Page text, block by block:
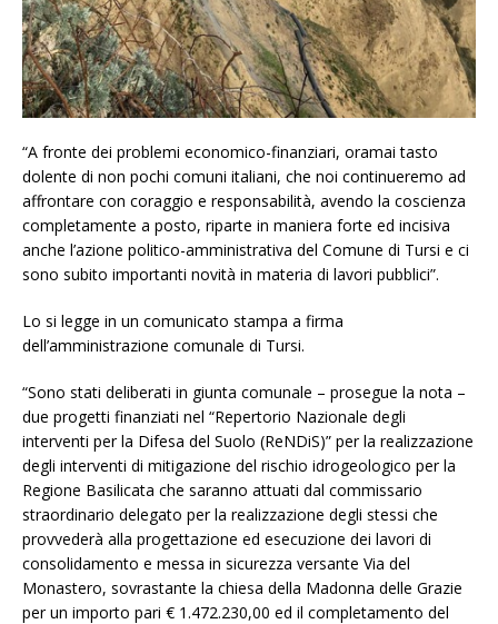
“A fronte dei problemi economico-finanziari, oramai tasto
dolente di non pochi comuni italiani, che noi continueremo ad
affrontare con coraggio e responsabilità, avendo la coscienza
completamente a posto, riparte in maniera forte ed incisiva
anche l’azione politico-amministrativa del Comune di Tursi e ci
sono subito importanti novità in materia di lavori pubblici”.
Lo si legge in un comunicato stampa a firma
dell’amministrazione comunale di Tursi.
“Sono stati deliberati in giunta comunale – prosegue la nota –
due progetti finanziati nel “Repertorio Nazionale degli
interventi per la Difesa del Suolo (ReNDiS)” per la realizzazione
degli interventi di mitigazione del rischio idrogeologico per la
Regione Basilicata che saranno attuati dal commissario
straordinario delegato per la realizzazione degli stessi che
provvederà alla progettazione ed esecuzione dei lavori di
consolidamento e messa in sicurezza versante Via del
Monastero, sovrastante la chiesa della Madonna delle Grazie
per un importo pari € 1.472.230,00 ed il completamento del